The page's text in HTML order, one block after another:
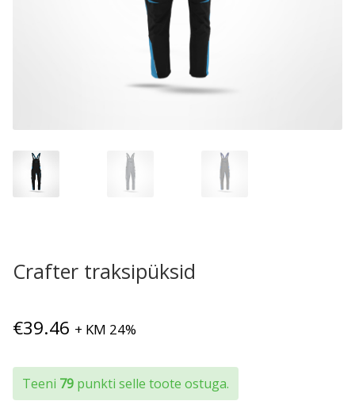
Crafter traksipüksid
€39.46 + KM 24%
Teeni 79 punkti selle toote ostuga.